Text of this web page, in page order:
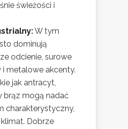
świeżości i
W tym
dominują
odcienie, surowe
i metalowe akcenty.
jak antracyt,
brąz mogą nadać
charakterystyczny,
Dobrze